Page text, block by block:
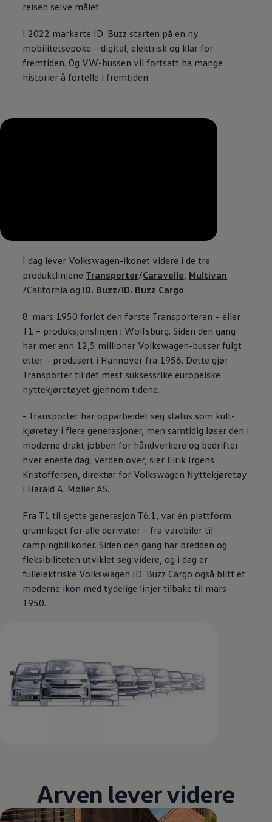
reisen selve målet.
I 2022 markerte ID. Buzz starten på en ny
mobilitetsepoke – digital, elektrisk og klar for
fremtiden. Og VW-bussen vil fortsatt ha mange
historier å fortelle i fremtiden.
Remaining time, --:--
I dag lever Volkswagen-ikonet videre i de tre
produktlinjene Transporter/Caravelle Multivan
/California og ID. Buzz/ID. Buzz Cargo.
8. mars 1950 forlot den første Transporteren – eller
T1 – produksjonslinjen i Wolfsburg. Siden den gang
har mer enn 12,5 millioner Volkswagen-busser fulgt
etter – produsert i Hannover fra 1956. Dette gjør
Transporter til det mest suksessrike europeiske
nyttekjøretøyet gjennom tidene.
- Transporter har opparbeidet seg status som kult-
kjøretøy i flere generasjoner, men samtidig løser den i
moderne drakt jobben for håndverkere og bedrifter
hver eneste dag, verden over, sier Eirik Irgens
Kristoffersen, direktør for Volkswagen Nyttekjøretøy
i Harald A. Møller AS.
Fra T1 til sjette generasjon T6.1, var én plattform
grunnlaget for alle derivater – fra varebiler til
campingbilikoner. Siden den gang har bredden og
fleksibiliteten utviklet seg videre, og i dag er
fullelektriske Volkswagen ID. Buzz Cargo også blitt et
moderne ikon med tydelige linjer tilbake til mars
1950.
Arven lever videre